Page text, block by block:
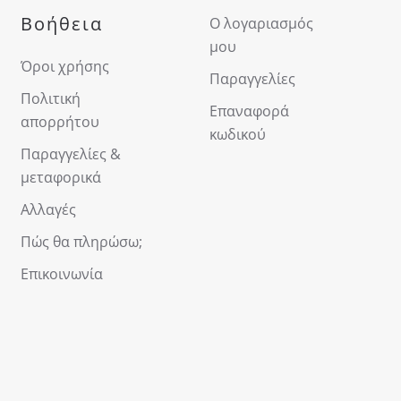
Βοήθεια
Όροι χρήσης
Πολιτική
απορρήτου
Παραγγελίες &
μεταφορικά
Αλλαγές
Πώς θα πληρώσω;
Επικοινωνία
Ο λογαριασμός
μου
Παραγγελίες
Επαναφορά
κωδικού